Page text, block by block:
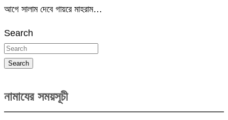
আগে সালাম দেবে গায়রে মাহরাম…
Search
Search
নামাযের সময়সূচী